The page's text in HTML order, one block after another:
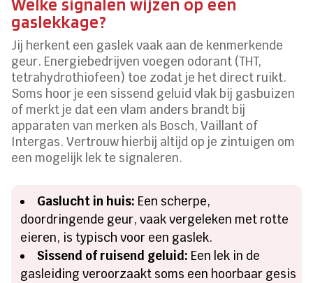
Welke signalen wijzen op een
gaslekkage?
Jij herkent een gaslek vaak aan de kenmerkende
geur. Energiebedrijven voegen odorant (THT,
tetrahydrothiofeen) toe zodat je het direct ruikt.
Soms hoor je een sissend geluid vlak bij gasbuizen
of merkt je dat een vlam anders brandt bij
apparaten van merken als Bosch, Vaillant of
Intergas. Vertrouw hierbij altijd op je zintuigen om
een mogelijk lek te signaleren.
Gaslucht in huis: Een scherpe,
doordringende geur, vaak vergeleken met rotte
eieren, is typisch voor een gaslek.
Sissend of ruisend geluid: Een lek in de
gasleiding veroorzaakt soms een hoorbaar gesis